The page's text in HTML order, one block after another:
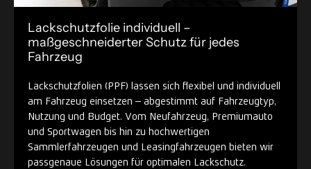
Lackschutzfolie individuell –
maßgeschneiderter Schutz für jedes
Fahrzeug
Lackschutzfolien (PPF) lassen sich flexibel und individuell
am Fahrzeug einsetzen – abgestimmt auf Fahrzeugtyp,
Nutzung und Budget. Vom Neufahrzeug, Premiumauto
und Sportwagen bis hin zu hochwertigen
Sammlerfahrzeugen und Leasingfahrzeugen bieten wir
passgenaue Lösungen für optimalen Lackschutz.